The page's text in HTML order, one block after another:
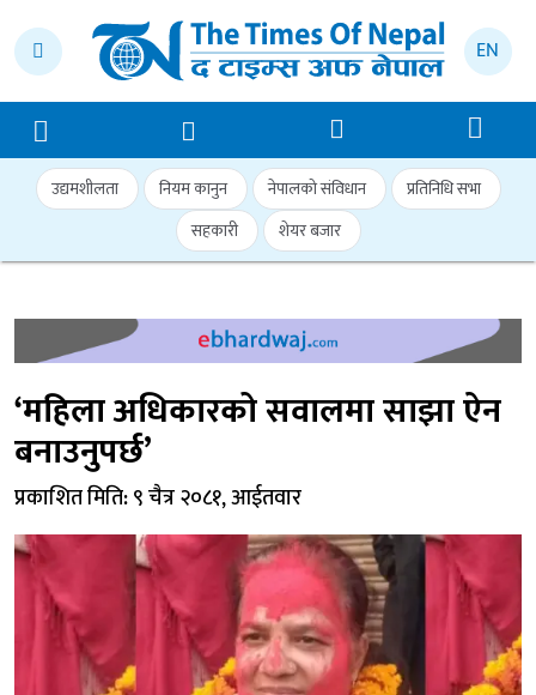
EN
उद्यमशीलता नियम कानुन नेपालको संविधान
प्रतिनिधि सभा
सहकारी
शेयर बजार
‘महिला अधिकारको सवालमा साझा ऐन
बनाउनुपर्छ’
प्रकाशित मिति: ९ चैत्र २०८१, आईतवार